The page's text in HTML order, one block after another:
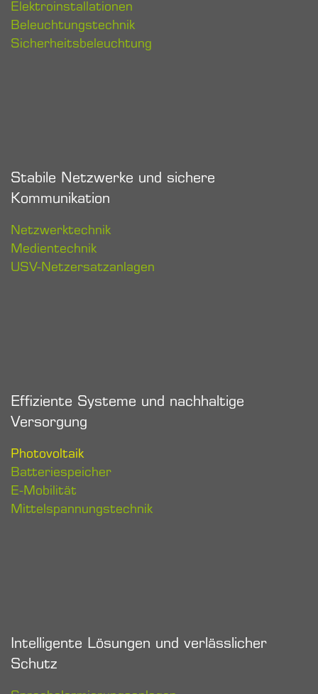
Elektroinstallationen
Beleuchtungstechnik
Sicherheitsbeleuchtung
Stabile Netzwerke und sichere
Kommunikation
Netzwerktechnik
Medientechnik
USV-Netzersatzanlagen
Effiziente Systeme und nachhaltige
Versorgung
Photovoltaik
Batteriespeicher
E-Mobilität
Mittelspannungstechnik
Intelligente Lösungen und verlässlicher
Schutz